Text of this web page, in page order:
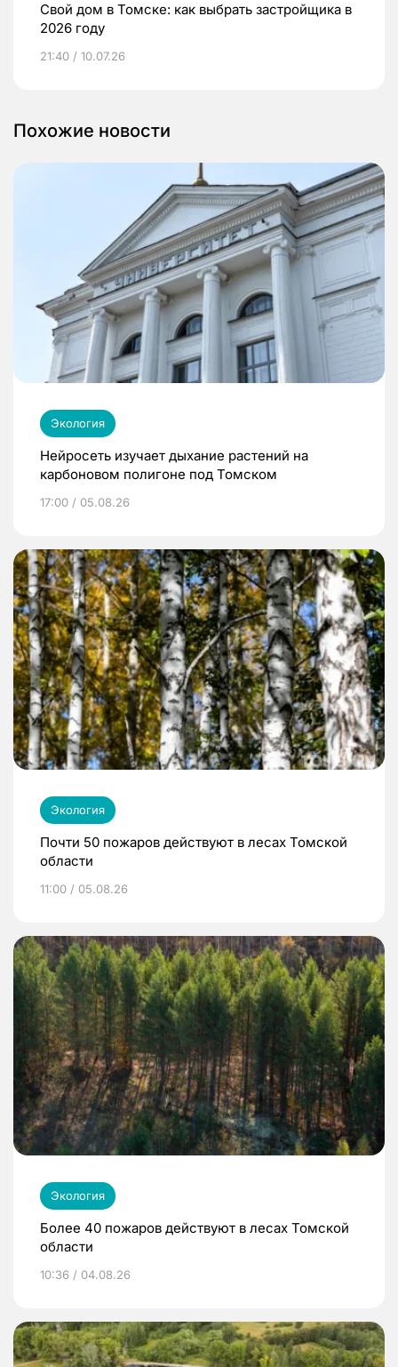
Свой дом в Томске: как выбрать застройщика в
2026 году
21:40 / 10.07.26
Похожие новости
Экология
Нейросеть изучает дыхание растений на
карбоновом полигоне под Томском
17:00 / 05.08.26
Экология
Почти 50 пожаров действуют в лесах Томской
области
11:00 / 05.08.26
Экология
Более 40 пожаров действуют в лесах Томской
области
10:36 / 04.08.26